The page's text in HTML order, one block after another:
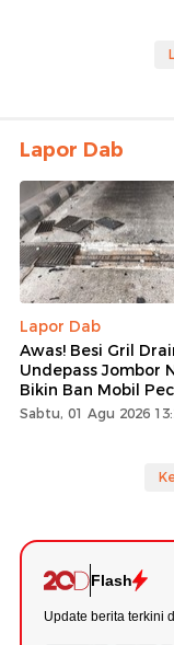
Lapor Dab
Lapor Dab
Awas! Besi Gril
Undepass Jombor
Bikin Ban Mobil
Sabtu, 01 Agu 2026
Flash
Update berita terkini